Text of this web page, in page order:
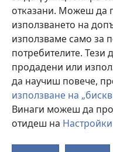
отказани. Можеш да
използването на
използваме само за
потребителите.
продадени или
да научиш повече,
използване на
Винаги можеш да
отидеш на
нов
прозорец)JW Library
Watchtower Library ®
Copyright© 2026 Watch
УСЛОВИЯ ЗА ПОЛЗВАНЕ